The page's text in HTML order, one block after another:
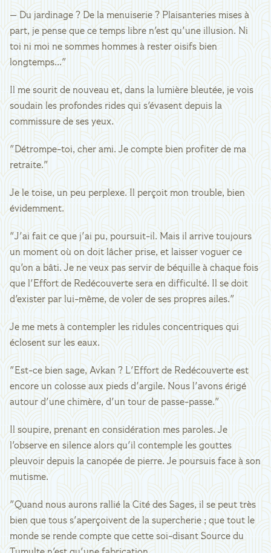
— Du jardinage ? De la menuiserie ? Plaisanteries mises à
part, je pense que ce temps libre n'est qu'une illusion. Ni
toi ni moi ne sommes hommes à rester oisifs bien
longtemps..."
Il me sourit de nouveau et, dans la lumière bleutée, je vois
soudain les profondes rides qui s'évasent depuis la
commissure de ses yeux.
"Détrompe-toi, cher ami. Je compte bien profiter de ma
retraite."
Je le toise, un peu perplexe. Il perçoit mon trouble, bien
évidemment.
"J'ai fait ce que j'ai pu, poursuit-il. Mais il arrive toujours
un moment où on doit lâcher prise, et laisser voguer ce
qu'on a bâti. Je ne veux pas servir de béquille à chaque fois
que l'Effort de Redécouverte sera en difficulté. Il se doit
d'exister par lui-même, de voler de ses propres ailes."
Je me mets à contempler les ridules concentriques qui
éclosent sur les eaux.
"Est-ce bien sage, Avkan ? L'Effort de Redécouverte est
encore un colosse aux pieds d'argile. Nous l'avons érigé
autour d'une chimère, d'un tour de passe-passe."
Il soupire, prenant en considération mes paroles. Je
l'observe en silence alors qu'il contemple les gouttes
pleuvoir depuis la canopée de pierre. Je poursuis face à son
mutisme.
"Quand nous aurons rallié la Cité des Sages, il se peut très
bien que tous s'aperçoivent de la supercherie ; que tout le
monde se rende compte que cette soi-disant Source du